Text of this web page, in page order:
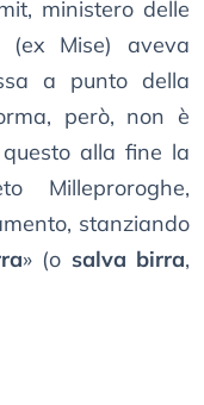
ministero delle
Mise) aveva
a punto della
però, non è
alla fine la
Milleproroghe,
stanziando
» (o salva birra,